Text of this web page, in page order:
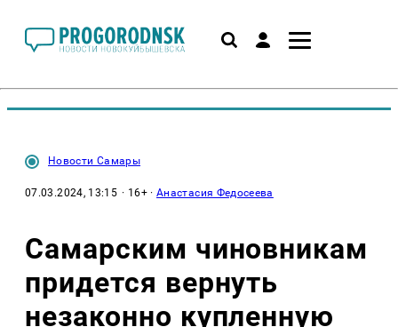
Новости Самары
07.03.2024, 13:15 · 16+ ·Анастасия Федосеева
Самарским чиновникам
придется вернуть
незаконно купленную